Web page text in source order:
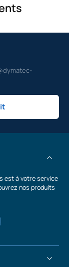
est à votre service
nos produits